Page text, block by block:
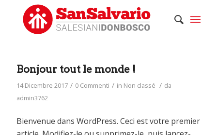
Bonjour tout le monde !
14 Dicembre 2017 / 0 Commenti / in Non classé / da
admin3762
Bienvenue dans WordPress. Ceci est votre premier